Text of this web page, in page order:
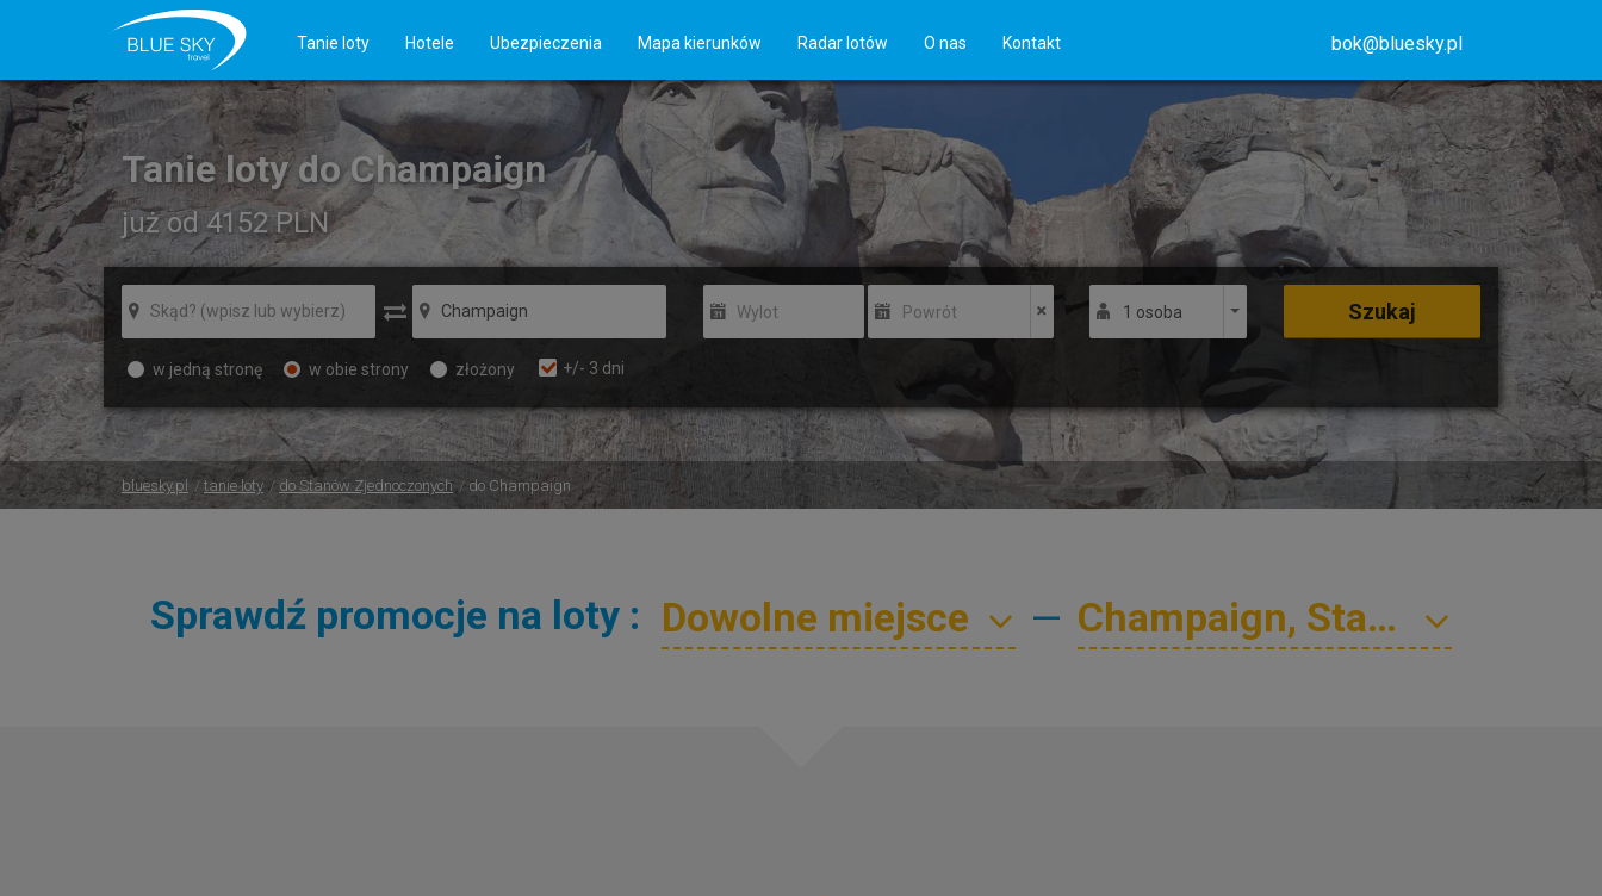
Tanie loty Hotele Ubezpieczenia Mapa kierunków Radar lotów O nas Kontakt bok@bluesky.pl
Tanie loty do Champaign
już od 4152PLN
Wylot Powrót 1 osoba
w jedną stronę w obie strony złożony +/- 3 dni
Szukaj
bluesky.pl tanie loty do Stanów Zjednoczonych do Champaign
Sprawdź promocje na loty : —